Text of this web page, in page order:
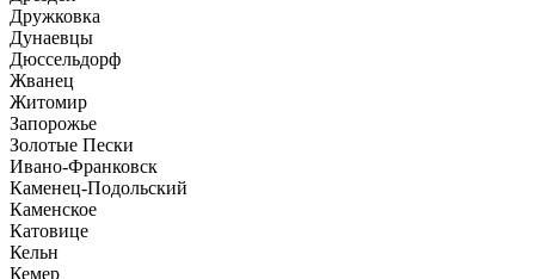
Дружковка
Дунаевцы
Дюссельдорф
Жванец
Житомир
Запорожье
Золотые Пески
Ивано-Франковск
Каменец-Подольский
Каменское
Катовице
Кельн
Кемер